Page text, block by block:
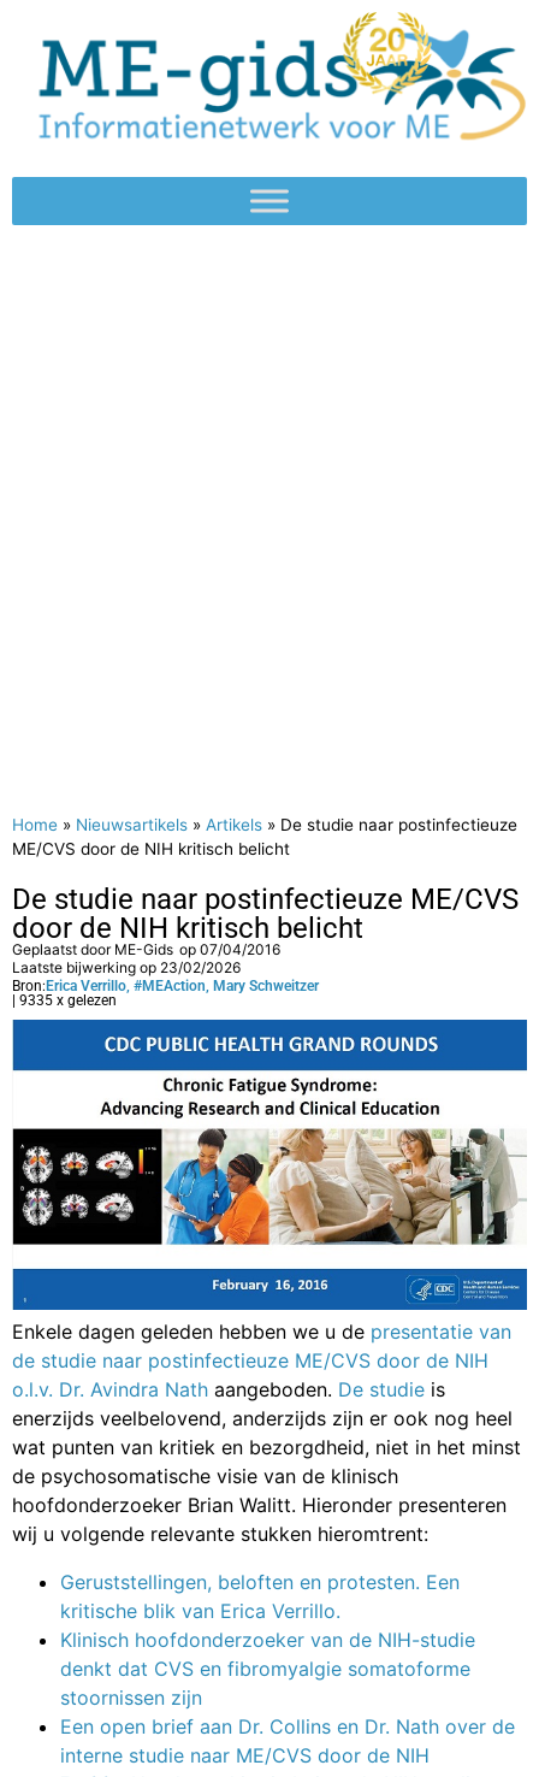
Home » Nieuwsartikels » Artikels » De studie naar postinfectieuze
ME/CVS door de NIH kritisch belicht
De studie naar postinfectieuze ME/CVS
door de NIH kritisch belicht
Geplaatst door ME-Gids op 07/04/2016
Laatste bijwerking op 23/02/2026
Bron: Erica Verrillo, #MEAction, Mary Schweitzer
| 9335 x gelezen
Enkele dagen geleden hebben we u de presentatie van
de studie naar postinfectieuze ME/CVS door de NIH
o.l.v. Dr. Avindra Nath aangeboden. De studie is
enerzijds veelbelovend, anderzijds zijn er ook nog heel
wat punten van kritiek en bezorgdheid, niet in het minst
de psychosomatische visie van de klinisch
hoofdonderzoeker Brian Walitt. Hieronder presenteren
wij u volgende relevante stukken hieromtrent:
Geruststellingen, beloften en protesten. Een
kritische blik van Erica Verrillo.
Klinisch hoofdonderzoeker van de NIH-studie
denkt dat CVS en fibromyalgie somatoforme
stoornissen zijn
Een open brief aan Dr. Collins en Dr. Nath over de
interne studie naar ME/CVS door de NIH